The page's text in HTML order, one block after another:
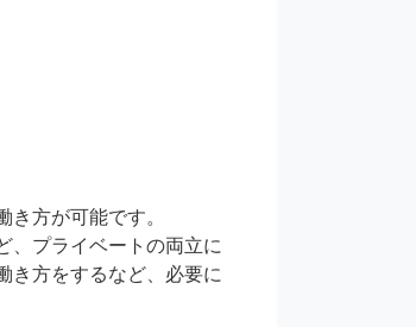
方が可能です。
、プライベートの両立に
き方をするなど、必要に